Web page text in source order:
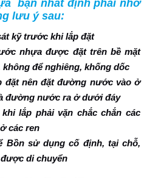
bạn nhất định phải nhớ
lưu ý sau:
kỹ trước khi lắp đặt
nhựa được đặt trên bề mặt
không để nghiêng, khống dốc
đặt nên đặt đường nước vào ở
đường nước ra ở dưới đáy
lắp phải vặn chắc chắn các
các ren
Bồn sử dụng cố định, tại chỗ,
di chuyển